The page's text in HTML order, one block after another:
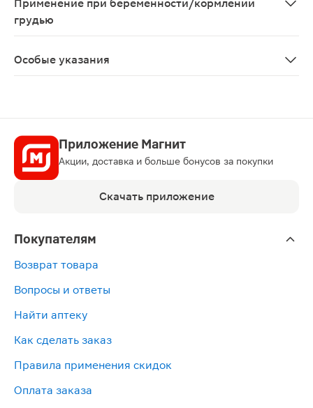
Применение при беременности/кормлении
грудью
Особые указания
Приложение Магнит
Акции, доставка и больше бонусов за покупки
Скачать приложение
Покупателям
Возврат товара
Вопросы и ответы
Найти аптеку
Как сделать заказ
Правила применения скидок
Оплата заказа